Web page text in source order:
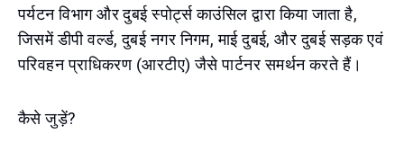
पर्यटन विभाग और दुबई स्पोर्ट्स काउंसिल द्वारा किया जाता है,
जिसमें डीपी वर्ल्ड, दुबई नगर निगम, माई दुबई, और दुबई सड़क एवं
परिवहन प्राधिकरण (आरटीए) जैसे पार्टनर समर्थन करते हैं।
कैसे जुड़ें?